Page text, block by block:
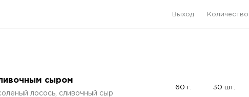
Выход Количество
сыром
лосось, сливочный сыр
60 г. 30 шт.